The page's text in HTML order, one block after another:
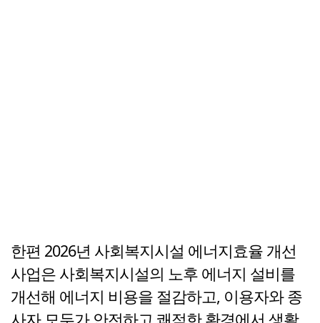
한편 2026년 사회복지시설 에너지효율 개선
사업은 사회복지시설의 노후 에너지 설비를
개선해 에너지 비용을 절감하고, 이용자와 종